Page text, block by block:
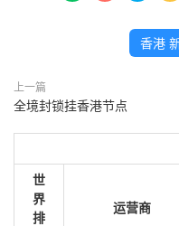
香港
上一篇
全境封锁挂香港节点
世
界
排
运营商